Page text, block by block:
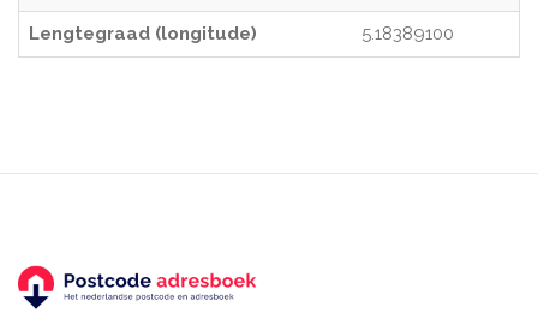
Lengtegraad (longitude) 5.18389100